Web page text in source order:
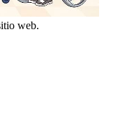
web.